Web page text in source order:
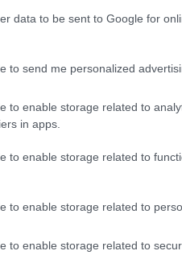
data to be sent to Google for
to send me personalized
to enable storage related to
in apps.
to enable storage related to
to enable storage related to
to enable storage related to